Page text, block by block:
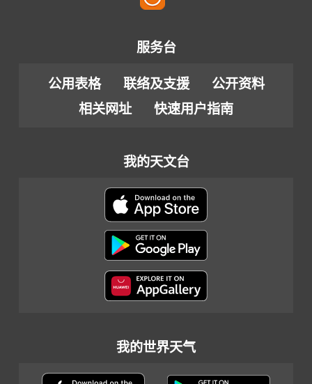
服务台
公用表格 联络及支援
公开资料
相关网址
快速用户指南
我的天文台
我的世界天气